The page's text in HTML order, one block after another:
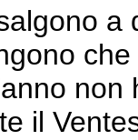
a
non
il